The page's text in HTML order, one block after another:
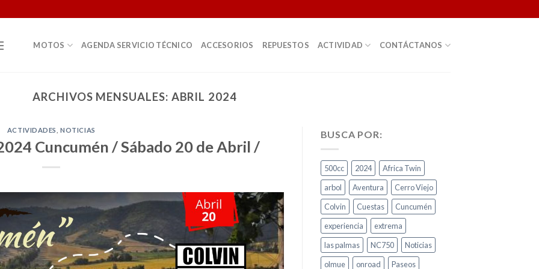
MOTOS AGENDA SERVICIO TÉCNICO ACCESORIOS REPUESTOS ACTIVIDAD CONTÁCTANOS
ARCHIVOS MENSUALES: ABRIL 2024
ACTIVIDADES ,NOTICIAS
Cuncumén / Sábado 20 de Abril /
BUSCA POR:
500cc 2024
Africa Twin
arbol
Aventura
Cerro Viejo
Colvin
Cuestas
Cuncumén
experiencia
extrema
las palmas
NC750
Noticias
olmue
onroad
Paseos